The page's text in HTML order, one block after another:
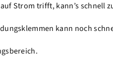
Strom trifft, kann’s schnell
kann noch